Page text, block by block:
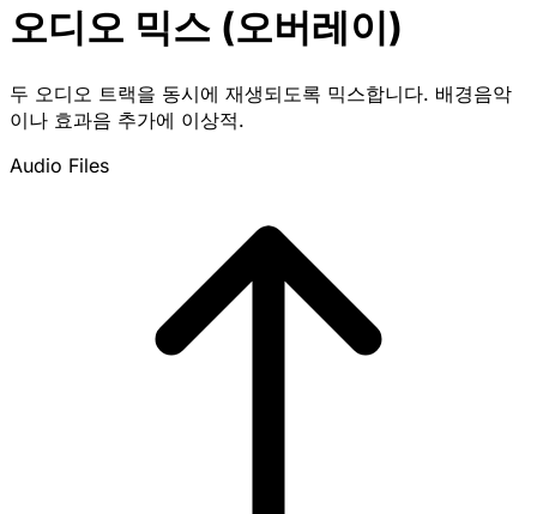
오디오 믹스 (오버레이)
두 오디오 트랙을 동시에 재생되도록 믹스합니다. 배경음악
이나 효과음 추가에 이상적.
Audio Files